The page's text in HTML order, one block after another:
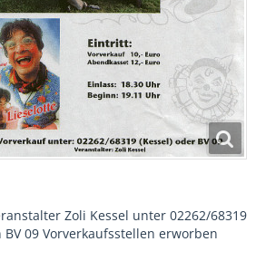
Zoli Kessel unter 02262/68319
09 Vorverkaufsstellen erworben